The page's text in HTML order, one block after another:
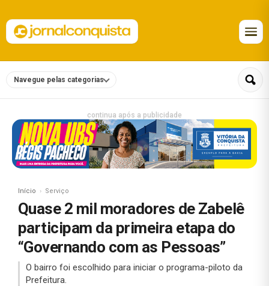
Navegue pelas categorias
continua após a publicidade
Início Serviço
Quase 2 mil moradores de Zabelê
participam da primeira etapa do
“Governando com as Pessoas”
O bairro foi escolhido para iniciar o programa-piloto da
Prefeitura.